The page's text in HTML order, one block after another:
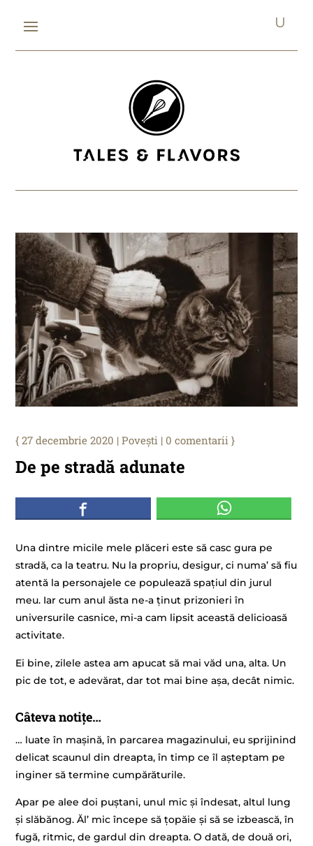
De pe stradă adunate
27 decembrie 2020 |Povești | 0 comentarii
Una dintre micile mele plăceri este să casc gura pe
stradă, ca la teatru. Nu la propriu, desigur, ci numa’ să fiu
atentă la personajele ce populează spațiul din jurul
meu. Iar cum anul ăsta ne-a ținut prizonieri în
universurile casnice, mi-a cam lipsit această delicioasă
activitate.
Ei bine, zilele astea am apucat să mai văd una, alta. Un
pic de tot, e adevărat, dar tot mai bine așa, decât nimic.
Câteva notițe…
… luate în mașină, în parcarea magazinului, eu sprijinind
delicat scaunul din dreapta, în timp ce îl așteptam pe
inginer să termine cumpărăturile.
Apar pe alee doi puștani, unul mic și îndesat, altul lung
și slăbănog. Ăl’ mic începe să țopăie și să se izbească, în
fugă, ritmic, de gardul din dreapta. O dată, de două ori,